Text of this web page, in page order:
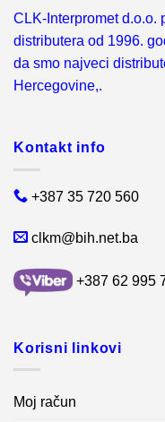
CLK-Interpromet d.o.o.
distributera od 1996.
da smo najveci
Hercegovine,.
Kontakt info
+387 35 720 560
clkm@bih.net.ba
+387 62 995
Korisni linkovi
Moj račun